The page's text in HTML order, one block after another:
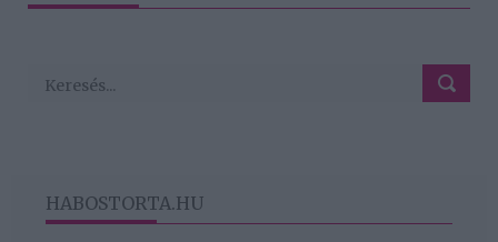
HABOSTORTA.HU